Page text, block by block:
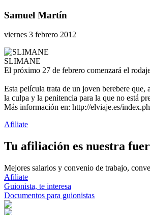
Samuel Martín
viernes 3 febrero 2012
SLIMANE
El próximo 27 de febrero comenzará el
Esta película trata de un joven berebere
la culpa y la penitencia para la que no está
Más información en: http://elviaje.es/
Afiliate
Tu afiliación es nuestra
Mejores salarios y convenio de trabajo,
Afiliate
Guionista, te interesa
Documentos para guionistas